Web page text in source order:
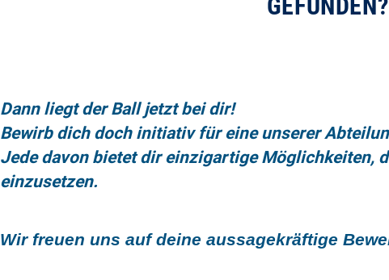
GEFUNDEN?
Dann liegt der Ball jetzt bei dir!
Bewirb dich doch initiativ für eine unserer
Jede davon bietet dir einzigartige Möglichkeiten,
einzusetzen.
Wir freuen uns auf deine aussagekräftige